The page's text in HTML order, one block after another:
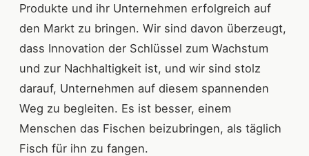
Produkte und ihr Unternehmen erfolgreich auf
den Markt zu bringen. Wir sind davon überzeugt,
dass Innovation der Schlüssel zum Wachstum
und zur Nachhaltigkeit ist, und wir sind stolz
darauf, Unternehmen auf diesem spannenden
Weg zu begleiten. Es ist besser, einem
Menschen das Fischen beizubringen, als täglich
Fisch für ihn zu fangen.